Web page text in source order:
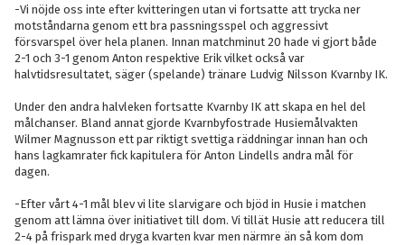
-Vi nöjde oss inte efter kvitteringen utan vi fortsatte att trycka ner
motståndarna genom ett bra passningsspel och aggressivt
försvarspel över hela planen. Innan matchminut 20 hade vi gjort både
2-1 och 3-1 genom Anton respektive Erik vilket också var
halvtidsresultatet, säger (spelande) tränare Ludvig Nilsson Kvarnby IK.
Under den andra halvleken fortsatte Kvarnby IK att skapa en hel del
målchanser. Bland annat gjorde Kvarnbyfostrade Husiemålvakten
Wilmer Magnusson ett par riktigt svettiga räddningar innan han och
hans lagkamrater fick kapitulera för Anton Lindells andra mål för
dagen.
-Efter vårt 4-1 mål blev vi lite slarvigare och bjöd in Husie i matchen
genom att lämna över initiativet till dom. Vi tillät Husie att reducera till
2-4 på frispark med dryga kvarten kvar men närmre än så kom dom